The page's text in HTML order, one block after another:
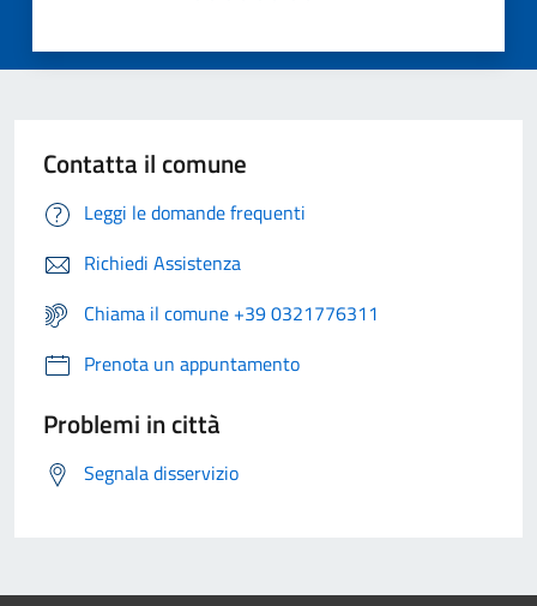
Contatta il comune
Leggi le domande frequenti
Richiedi Assistenza
Chiama il comune +39 0321776311
Prenota un appuntamento
Problemi in città
Segnala disservizio